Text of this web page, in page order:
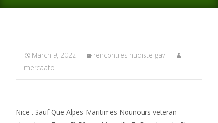
March 9, 2022
rencontres nudiste gay
mercaato .
Nice . Sauf Que Alpes-Maritimes Nounours veteran